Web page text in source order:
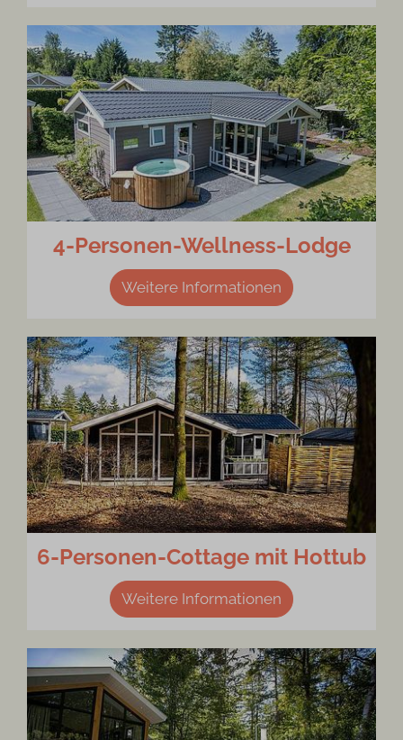
4-Personen-Wellness-Lodge
Weitere Informationen
6-Personen-Cottage mit Hottub
Weitere Informationen